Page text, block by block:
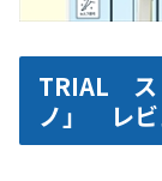
TRIAL ス
ノ」 レ